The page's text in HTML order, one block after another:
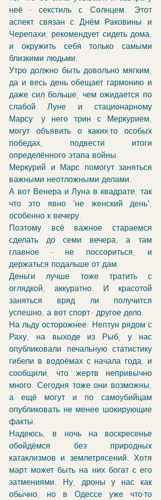
неё - секстиль с Солнцем. Этот
аспект связан с Днём Раковины и
Черепахи, рекомендует сидеть дома,
и окружить себя только самыми
близкими людьми.
Утро должно быть довольно мягким,
да и весь день обещает гармонию и
даже сил больше, чем ожидается по
слабой Луне и стационарному
Марсу: у него трин с Меркурием,
могут объявить о каких-то особых
победах, подвести итоги
определённого этапа войны.
Меркурий и Марс помогут заняться
важными неотложными делами.
А вот Венера и Луна в квадрате, так
что это явно "не женский день",
особенно к вечеру.
Поэтому всё важное стараемся
сделать до семи вечера, а там
главное - не поссориться, и
держаться подальше от дам.
Деньги лучше тоже тратить с
оглядкой, аккуратно. И красотой
заняться вряд ли получится
успешно, а вот спорт - другое дело.
На льду осторожнее: Нептун рядом с
Раху, на выходе из Рыб, у нас
опубликовали печальную статистику
гибели в водоёмах с начала года, и
сообщили, что жертв непривычно
много. Сегодня тоже они возможны,
а ещё могут и по самоубийцам
опубликовать не менее шокирующие
факты.
Надеюсь, в ночь на воскресенье
обойдёмся без природных
катаклизмов и землетрясений. Хотя
март может быть на них богат с его
затмениями. Ну, дроны у нас как
обычно, но в Одессе уже что-то